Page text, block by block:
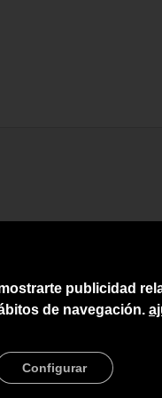
publicidad
de navegación.
Configurar